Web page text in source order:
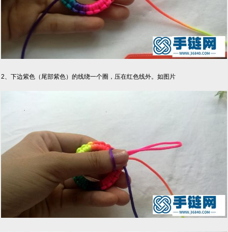
2、下边紫色（尾部紫色）的线绕一个圈，压在红色线外。如图片